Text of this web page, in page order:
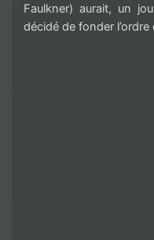
Faulkner) aurait, un
décidé de fonder